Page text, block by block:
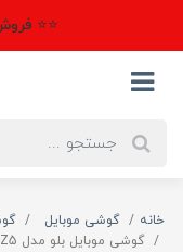
⭐⭐
خانه گوشی موبایل